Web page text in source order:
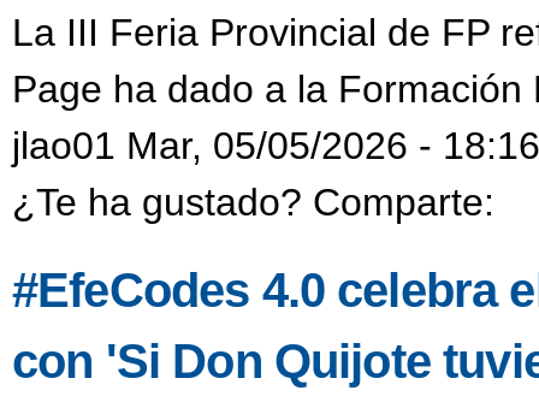
La III Feria Provincial de FP
Page ha dado a la
jlao01 Mar, 05/05/2026 - 18:16
¿Te ha gustado? Comparte:
#EfeCodes 4.0 celebra
con 'Si Don Quijote